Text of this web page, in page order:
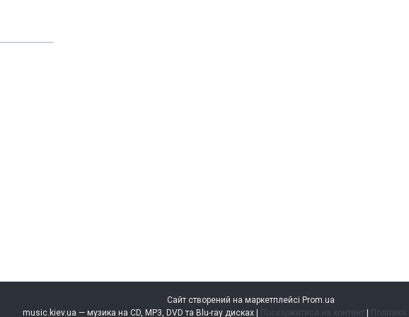
Сайт створений на маркетплейсі Prom.ua
music.kiev.ua — музика на CD, MP3, DVD та Blu-ray дисках | Поскаржитися на контент | Політика